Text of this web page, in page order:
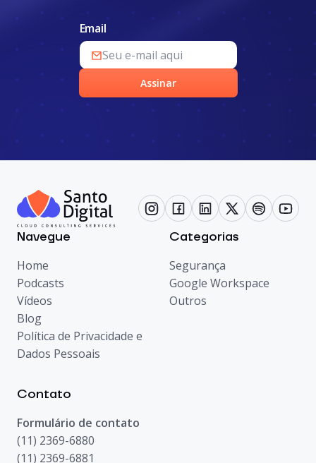
Email
Assinar
Navegue
Home
Podcasts
Vídeos
Blog
Política de Privacidade e
Dados Pessoais
Categorias
Segurança
Google Workspace
Outros
Contato
Formulário de contato
(11) 2369-6880
(11) 2369-6881